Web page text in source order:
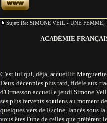
Sujet: Re: SIMONE VEIL - UNE
ACADÉMIE
C'est lui qui, déjà, accueillit
Deux décennies plus tard, fidèle aux
d'Ormesson accueille jeudi Simone
ses plus fervents soutiens au moment
quelques vers de Racine, lancés sous
vous êtes l'une de celles que préfèrent